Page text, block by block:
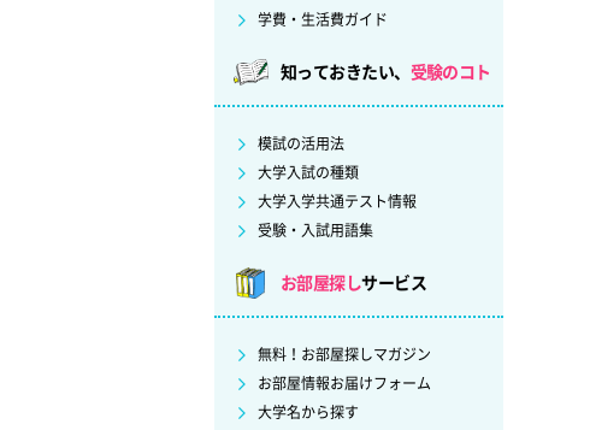
学費・生活費ガイド
知っておきたい、 受験のコト
模試の活用法
大学入試の種類
大学入学共通テスト情報
受験・入試用語集
お部屋探しサービス
無料！お部屋探しマガジン
お部屋情報お届けフォーム
大学名から探す